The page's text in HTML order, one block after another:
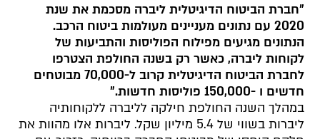
"חברת הביטוח הדיגיטלית ליברה מסכמת את שנת
2020 עם נתונים מעניינים מעולמות ביטוח הרכב.
הנתונים מגיעים מפילוח הפוליסות והתביעות של
לקוחות ליברה, כאשר רק בשנה החולפת הצטרפו
לחברת הביטוח הדיגיטלית קרוב ל-70,000 מבוטחים
חדשים ו -150,000 פוליסות חדשות."
במהלך השנה החולפת חילקה לליברה ללקוחותיה
ליברות בשווי של 5.4 מיליון שקל. ליברות אלו מהוות את